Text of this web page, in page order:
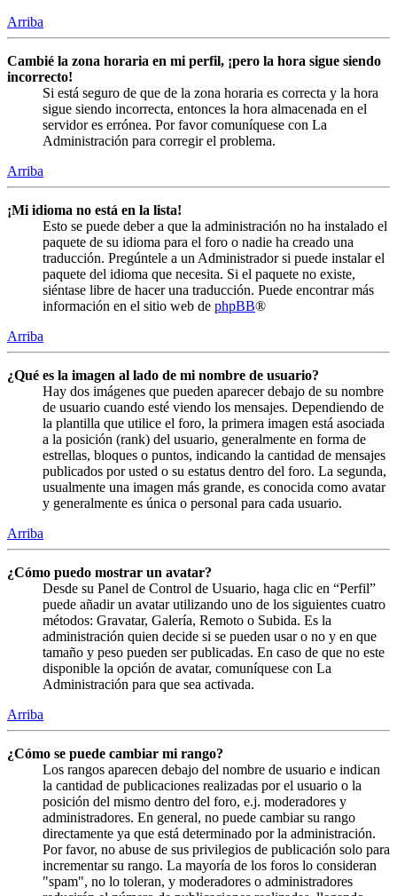
Arriba
Cambié la zona horaria en mi perfil, ¡pero la hora sigue siendo
incorrecto!
Si está seguro de que de la zona horaria es correcta y la hora
sigue siendo incorrecta, entonces la hora almacenada en el
servidor es errónea. Por favor comuníquese con La
Administración para corregir el problema.
Arriba
¡Mi idioma no está en la lista!
Esto se puede deber a que la administración no ha instalado el
paquete de su idioma para el foro o nadie ha creado una
traducción. Pregúntele a un Administrador si puede instalar el
paquete del idioma que necesita. Si el paquete no existe,
siéntase libre de hacer una traducción. Puede encontrar más
información en el sitio web de phpBB®
Arriba
¿Qué es la imagen al lado de mi nombre de usuario?
Hay dos imágenes que pueden aparecer debajo de su nombre
de usuario cuando esté viendo los mensajes. Dependiendo de
la plantilla que utilice el foro, la primera imagen está asociada
a la posición (rank) del usuario, generalmente en forma de
estrellas, bloques o puntos, indicando la cantidad de mensajes
publicados por usted o su estatus dentro del foro. La segunda,
usualmente una imagen más grande, es conocida como avatar
y generalmente es única o personal para cada usuario.
Arriba
¿Cómo puedo mostrar un avatar?
Desde su Panel de Control de Usuario, haga clic en “Perfil”
puede añadir un avatar utilizando uno de los siguientes cuatro
métodos: Gravatar, Galería, Remoto o Subida. Es la
administración quien decide si se pueden usar o no y en que
tamaño y peso pueden ser publicadas. En caso de que no este
disponible la opción de avatar, comuníquese con La
Administración para que sea activada.
Arriba
¿Cómo se puede cambiar mi rango?
Los rangos aparecen debajo del nombre de usuario e indican
la cantidad de publicaciones realizadas por el usuario o la
posición del mismo dentro del foro, e.j. moderadores y
administradores. En general, no puede cambiar su rango
directamente ya que está determinado por la administración.
Por favor, no abuse de sus privilegios de publicación solo para
incrementar su rango. La mayoría de los foros lo consideran
"spam", no lo toleran, y moderadores o administradores